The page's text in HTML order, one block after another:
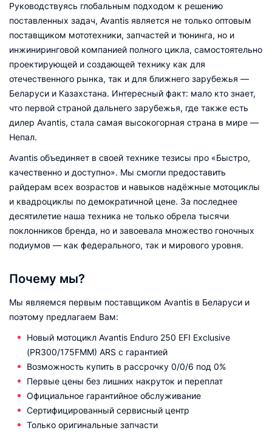
Руководствуясь глобальным подходом к решению
поставленных задач, Avantis является не только оптовым
поставщиком мототехники, запчастей и тюнинга, но и
инжиниринговой компанией полного цикла, самостоятельно
проектирующей и создающей технику как для
отечественного рынка, так и для ближнего зарубежья —
Беларуси и Казахстана. Интересный факт: мало кто знает,
что первой страной дальнего зарубежья, где также есть
дилер Avantis, стала самая высокогорная страна в мире —
Непал.
Avantis объединяет в своей технике тезисы про «Быстро,
качественно и доступно». Мы смогли предоставить
райдерам всех возрастов и навыков надёжные мотоциклы
и квадроциклы по демократичной цене. За последнее
десятилетие наша техника не только обрела тысячи
поклонников бренда, но и завоевала множество гоночных
подиумов — как федерального, так и мирового уровня.
Почему мы?
Мы являемся первым поставщиком Avantis в Беларуси и
поэтому предлагаем Вам:
Новый мотоцикл Avantis Enduro 250 EFI Exclusive
(PR300/175FMM) ARS с гарантией
Возможность купить в рассрочку 0/0/6 под 0%
Первые цены без лишних накруток и переплат
Официальное гарантийное обслуживание
Сертифицированный сервисный центр
Только оригинальные запчасти